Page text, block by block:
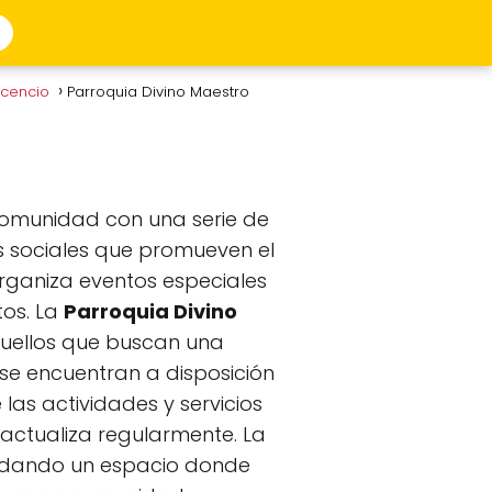
Parroquia Divino Maestro
con una serie de
sociales que promueven el
eventos especiales
La Parroquia Divino
que buscan una
encuentran a disposición
actividades y servicios
regularmente. La
un espacio donde